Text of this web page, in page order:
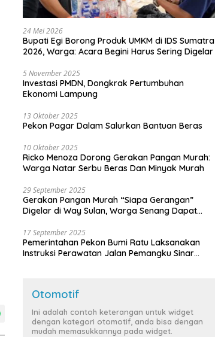
24 Mei 2026
Bupati Egi Borong Produk UMKM di IDS Sumatra
2026, Warga: Acara Begini Harus Sering Digelar
5 November 2025
Investasi PMDN, Dongkrak Pertumbuhan
Ekonomi Lampung
13 Oktober 2025
Pekon Pagar Dalam Salurkan Bantuan Beras
10 Oktober 2025
Ricko Menoza Dorong Gerakan Pangan Murah:
Warga Natar Serbu Beras Dan Minyak Murah
29 September 2025
Gerakan Pangan Murah “Siapa Gerangan”
Digelar di Way Sulan, Warga Senang Dapat
17 September 2025
Pemerintahan Pekon Bumi Ratu Laksanakan
Instruksi Perawatan Jalan Pemangku Sinar
Otomotif
Ini adalah contoh keterangan untuk widget
dengan kategori otomotif, anda bisa dengan
mudah memasukkannya pada widget.